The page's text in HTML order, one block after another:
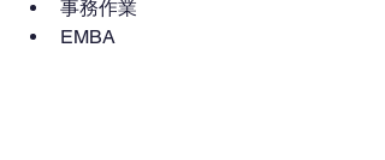
事務作業
EMBA